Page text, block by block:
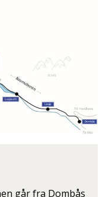
går fra Dombås